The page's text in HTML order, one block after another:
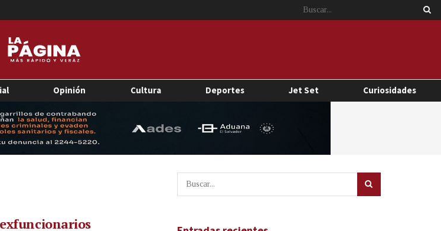
Opinión Cultura Deportes Jet Set Curiosidades